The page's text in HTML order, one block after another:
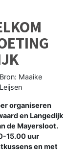
Bron: Maaike
Leijsen
organiseren
en Langedijk
de Mayersloot.
15.00 uur
en met